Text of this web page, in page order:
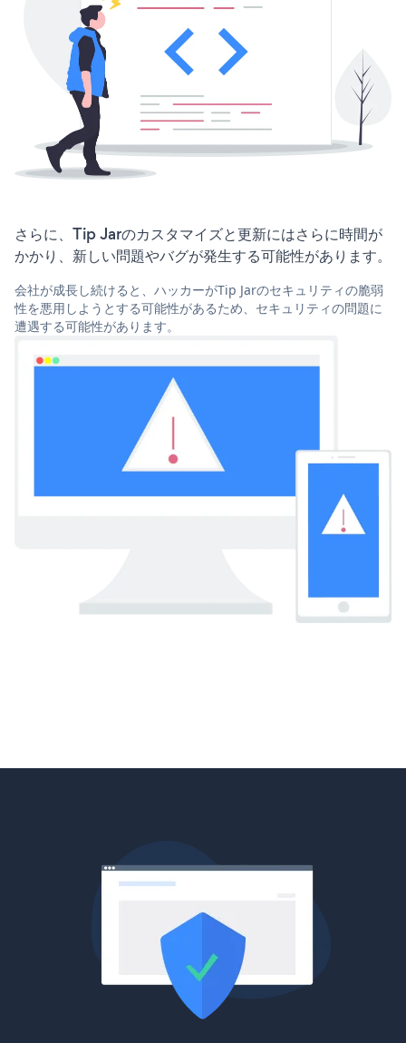
さらに、Tip Jarのカスタマイズと更新にはさらに時間が
かかり、新しい問題やバグが発生する可能性があります。
会社が成長し続けると、ハッカーがTip Jarのセキュリティの脆弱
性を悪用しようとする可能性があるため、セキュリティの問題に
遭遇する可能性があります。